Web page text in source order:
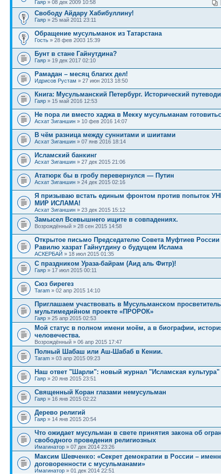
Гаяр » 08 дек 2009 10:58
Свободу Айдару Хабибуллину!
Гаяр » 25 май 2011 23:11
Обращение мусульманок из Татарстана
Гость » 28 фев 2003 15:39
Бунт в стане Гайнутдина?
Гаяр » 19 дек 2017 02:10
Рамадан – месяц благих дел!
Идрисов Рустам » 27 июн 2013 18:50
Книга: Мусульманский Петербург. Исторический
Гаяр » 15 май 2016 12:53
Не пора ли вместо хаджа в Мекку мусульманам
Асхат Зиганшин » 10 фев 2016 14:07
В чём разница между суннитами и шиитами
Асхат Зиганшин » 07 янв 2016 18:14
Исламский банкинг
Асхат Зиганшин » 27 дек 2015 21:06
Ататюрк бы в гробу перевернулся — Путин
Асхат Зиганшин » 24 дек 2015 02:16
Я призываю встать единым фронтом против попыток
МИР ИСЛАМА!
Асхат Зиганшин » 23 дек 2015 15:12
Замысел Всевышнего ищите в совпадениях.
Возрождённый » 28 сен 2015 14:58
Открытое письмо Председателю Совета Муфтиев
Равилю хазрат Гайнутдину о будущем Ислама
АСКЕРБАЙ » 18 июл 2015 01:35
С праздником Ураза-байрам (Аид аль Фитр)!
Гаяр » 17 июл 2015 00:11
Сюз бирегез
Taram » 02 апр 2015 14:10
Приглашаем участвовать в Мусульманском
мультимедийном проекте «ПРОРОК»
Гаяр » 25 апр 2015 02:53
Мой статус в полном имени моём, а в биографии,
человечества.
Возрождённый » 06 апр 2015 17:47
Полный Шабаш или Аш-Шабаб в Кении.
Taram » 03 апр 2015 09:23
Наш ответ "Шарли": новый журнал "Исламская культура"
Гаяр » 20 янв 2015 23:51
Священный Коран глазами немусульман
Гаяр » 16 янв 2015 02:22
Дерево религий
Гаяр » 14 янв 2015 20:54
Что ожидает мусульман в свете принятия закона об
свободного проведения религиозных
Имагинатор » 07 дек 2014 23:26
Максим Шевченко: «Секрет демократии в России –
договоренности с мусульманами»
Имагинатор » 01 дек 2014 22:51